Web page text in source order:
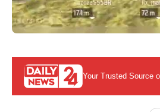
Your Trusted Source